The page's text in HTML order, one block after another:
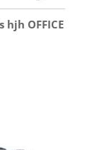
OFFICE